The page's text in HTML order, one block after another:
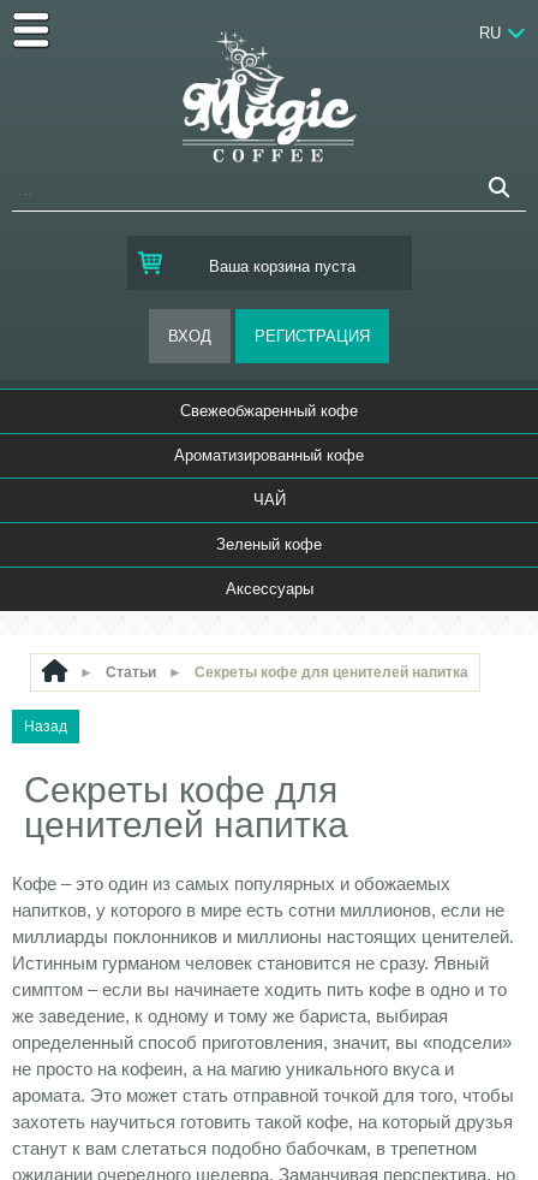
Ваша корзина пуста
RU
Свежеобжаренный кофе
Ароматизированный кофе
ЧАЙ
Зеленый кофе
Аксессуары
► Статьи ► Секреты кофе для ценителей напитка
Секреты кофе для
ценителей напитка
Кофе – это один из самых популярных и обожаемых
напитков, у которого в мире есть сотни миллионов, если не
миллиарды поклонников и миллионы настоящих ценителей.
Истинным гурманом человек становится не сразу. Явный
симптом – если вы начинаете ходить пить кофе в одно и то
же заведение, к одному и тому же бариста, выбирая
определенный способ приготовления, значит, вы «подсели»
не просто на кофеин, а на магию уникального вкуса и
аромата. Это может стать отправной точкой для того, чтобы
захотеть научиться готовить такой кофе, на который друзья
станут к вам слетаться подобно бабочкам, в трепетном
ожидании очередного шедевра. Заманчивая перспектива, но